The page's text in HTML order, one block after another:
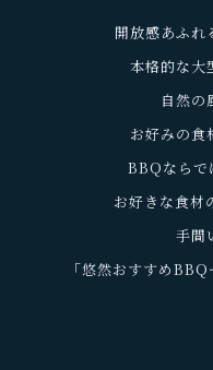
開放感あふれ
本格的な大
自然の
お好みの食
BBQならで
お好きな食材
手間
「悠然おすすめ